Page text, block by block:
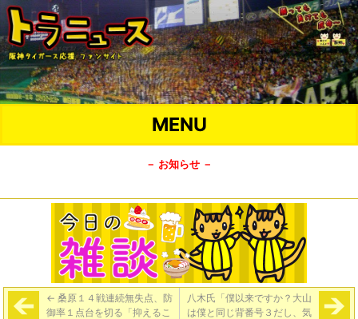
MENU
－ お知らせ －
← 桑原１４戦連続無失点、防
御率１点台を切る「抑えるこ
八木氏「僕以来ですか？大山
は僕と同じ背番号３だし、気